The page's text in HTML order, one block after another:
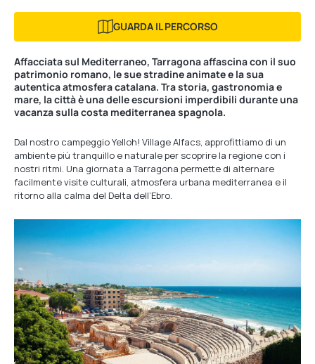
GUARDA IL PERCORSO
Affacciata sul Mediterraneo, Tarragona affascina con il suo
patrimonio romano, le sue stradine animate e la sua
autentica atmosfera catalana. Tra storia, gastronomia e
mare, la città è una delle escursioni imperdibili durante una
vacanza sulla costa mediterranea spagnola.
Dal nostro campeggio Yelloh! Village Alfacs, approfittiamo di un
ambiente più tranquillo e naturale per scoprire la regione con i
nostri ritmi. Una giornata a Tarragona permette di alternare
facilmente visite culturali, atmosfera urbana mediterranea e il
ritorno alla calma del Delta dell’Ebro.